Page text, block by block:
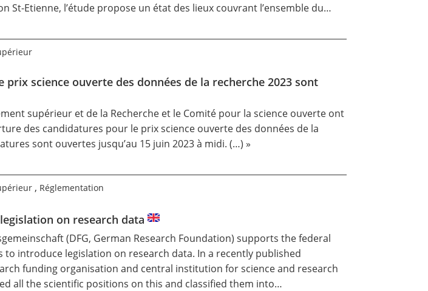
St-Etienne, l’étude propose un état des lieux couvrant l’ensemble du…
prix science ouverte des données de la recherche 2023 sont
supérieur et de la Recherche et le Comité pour la science ouverte ont
des candidatures pour le prix science ouverte des données de la
sont ouvertes jusqu’au 15 juin 2023 à midi. (…) »
, Réglementation
on research data
(DFG, German Research Foundation) supports the federal
to introduce legislation on research data. In a recently published
funding organisation and central institution for science and research
all the scientific positions on this and classified them into…